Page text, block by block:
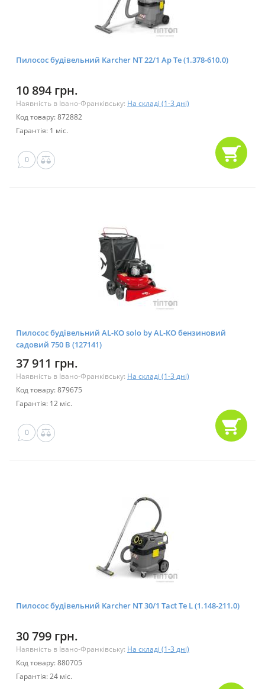
Пилосос будівельний Karcher NT 22/1 Ap Te (1.378-610.0)
10 894 грн.
Наявність в Івано-Франківську: На складі (1-3 дні)
Код товару: 872882
Гарантія: 1 міс.
0
Пилосос будівельний AL-KO solo by AL-KO бензиновий
садовий 750 B (127141)
37 911 грн.
Наявність в Івано-Франківську: На складі (1-3 дні)
Код товару: 879675
Гарантія: 12 міс.
0
Пилосос будівельний Karcher NT 30/1 Tact Te L (1.148-211.0)
30 799 грн.
Наявність в Івано-Франківську: На складі (1-3 дні)
Код товару: 880705
Гарантія: 24 міс.